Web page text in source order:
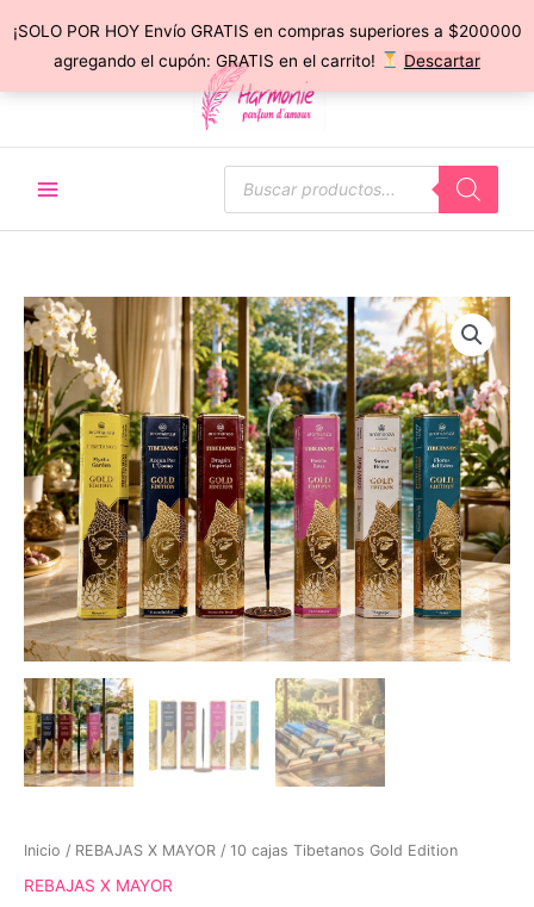
¡SOLO POR HOY Envío GRATIS en compras superiores a $200000
agregando el cupón: GRATIS en el carrito!
Descartar
Búsqueda
Inicio / REBAJAS X MAYOR / 10 cajas Tibetanos Gold Edition
REBAJAS X MAYOR